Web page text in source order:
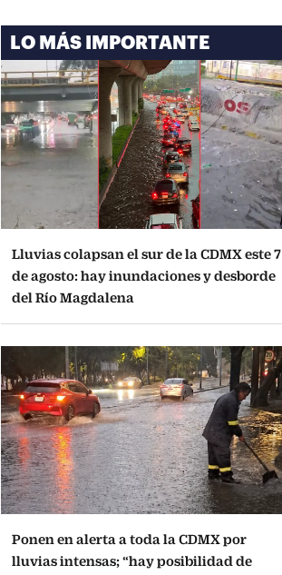
LO MÁS IMPORTANTE
Lluvias colapsan el sur de la CDMX este 7
de agosto: hay inundaciones y desborde
del Río Magdalena
Ponen en alerta a toda la CDMX por
lluvias intensas; “hay posibilidad de